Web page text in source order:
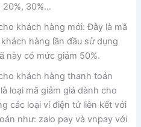
20%, 30%…
khách hàng mới: Đây là mã
hàng lần đầu sử dụng
này có mức giảm 50%.
khách hàng thanh toán
loại mã giảm giá dành cho
các loại ví điện tử liên kết với
như: zalo pay và vnpay với